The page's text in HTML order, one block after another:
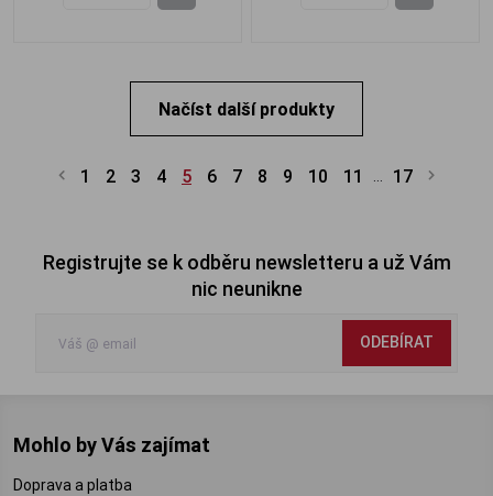
Načíst další produkty
1 2 3 4 5 6 7 8 9 10 11 ... 17
Registrujte se k odběru newsletteru a už Vám
nic neunikne
ODEBÍRAT
Mohlo by Vás zajímat
Doprava a platba